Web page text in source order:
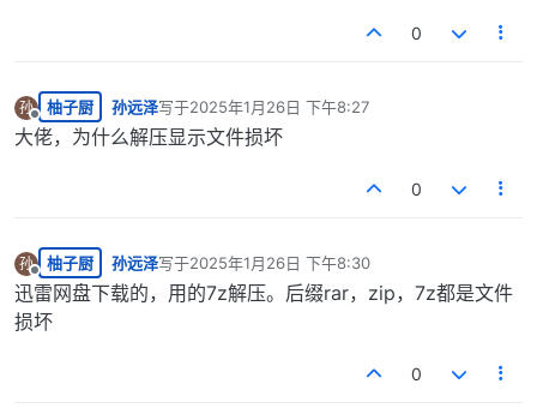
0
孙
离线
柚子厨 孙远泽写于2025年1月26日 下午8:27
最后由 编辑
大佬，为什么解压显示文件损坏
0
孙
离线
柚子厨 孙远泽写于2025年1月26日 下午8:30
最后由 编辑
迅雷网盘下载的，用的7z解压。后缀rar，zip，7z都是文件
损坏
0